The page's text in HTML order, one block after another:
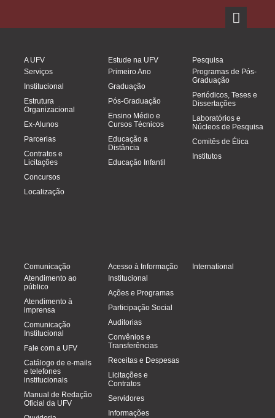
A UFV
Serviços
Institucional
Estrutura
Organizacional
Ex-Alunos
Parcerias
Contratos e
Licitações
Concursos
Localização
Estude na UFV
Primeiro Ano
Graduação
Pós-Graduação
Ensino Médio e
Cursos Técnicos
Educação a
Distância
Educação Infantil
Pesquisa
Programas de Pós-
Graduação
Periódicos, Teses e
Dissertações
Laboratórios e
Núcleos de Pesquisa
Comitês de Ética
Institutos
Comunicação
Atendimento ao
público
Atendimento à
imprensa
Comunicação
Institucional
Fale com a UFV
Catálogo de e-mails
e telefones
institucionais
Manual de Redação
Oficial da UFV
Acesso à Informação
Institucional
Ações e Programas
Participação Social
Auditorias
Convênios e
Transferências
Receitas e Despesas
Licitações e
Contratos
Servidores
Informações
International